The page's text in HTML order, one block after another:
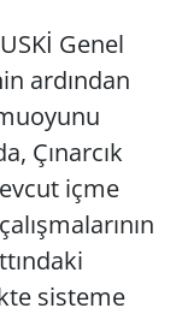
Genel
ardından
Çınarcık
içme
sisteme